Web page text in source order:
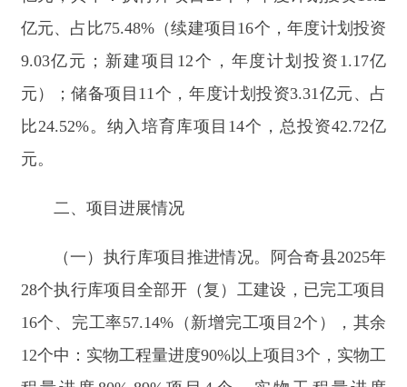
二、项目进展情况
（一）执行库项目推进情况。阿合奇县2025年
28个执行库项目全部开（复）工建设，已完工项目
16个、完工率57.14%（新增完工项目2个），其余
程量进度80%-89%项目4个，实物工程量进度
60%-79%项目2个，实物工程量进度在60%以下项目
（二）储备库项目推进情况。阿合奇县2025年
11个储备库项目中已转化项目9个、转化率81.82%
（含玉山古西引水枢纽除险加固工程,8月14日一次